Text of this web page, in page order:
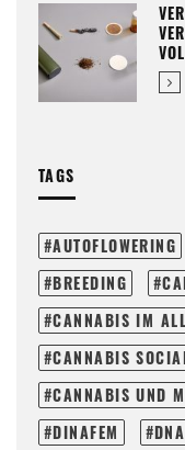
TAGS
AUTOFLOWERING
BREEDING
CANNABIS IM
CANNABIS
CANNABIS UND
DINAFEM